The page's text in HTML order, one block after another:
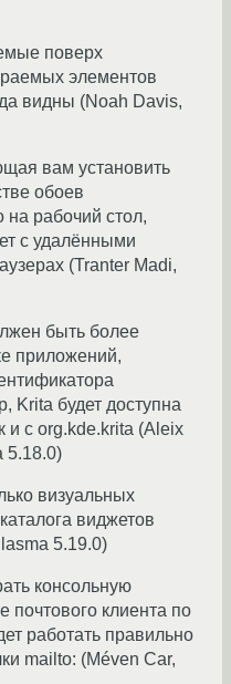
поверх
элементов
видны (Noah Davis,
вам установить
обоев
на рабочий стол,
с удалёнными
(Tranter Madi,
быть более
приложений,
Krita будет доступна
и с org.kde.krita (Aleix
5.18.0)
визуальных
виджетов
5.19.0)
консольную
почтового клиента по
работать правильно
mailto: (Méven Car,